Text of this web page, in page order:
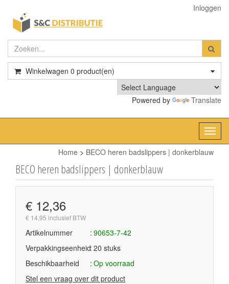
Inloggen
Winkelwagen 0 product(en)
Powered by Translate
Home > BECO heren badslippers | donkerblauw
BECO heren badslippers | donkerblauw
€ 12,36
€ 14,95 inclusief BTW
Artikelnummer
90653-7-42
Verpakkingseenheid 20 stuks
Beschikbaarheid
Op voorraad
Stel een vraag over dit product